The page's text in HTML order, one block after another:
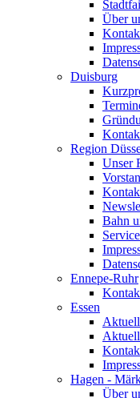
Über
Duisburg
Region
Unser
Bahn
Service
Ennepe-Ruhr
Essen
Hagen -
Über